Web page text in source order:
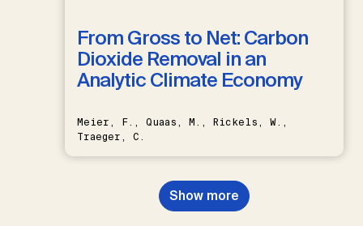
From Gross to Net: Carbon
Dioxide Removal in an
Analytic Climate Economy
Meier, F., Quaas, M., Rickels, W.,
Traeger, C.
Show more